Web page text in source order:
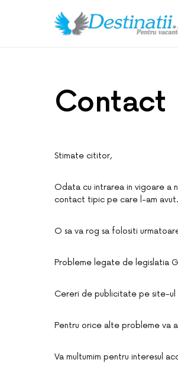
Contact
Stimate cititor,
Odata cu intrarea in vigoare a
contact tipic pe care l-am avut.
O sa va rog sa folositi
Probleme legate de legislatia
Cereri de publicitate pe site-ul
Pentru orice alte probleme va
Va multumim pentru interesul